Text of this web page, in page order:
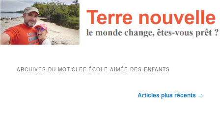
ARCHIVES DU MOT-CLEF ÉCOLE AIMÉE DES ENFANTS
Articles plus récents →